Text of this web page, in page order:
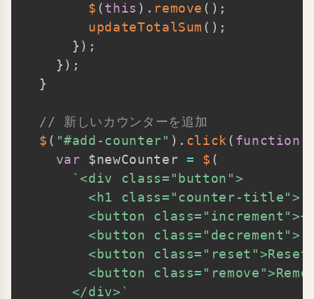
$ (this ) . remove ( ) ;
updateTotalSum ( ) ;
} ) ;
} ) ;
}
// 新しいカウンターを追加
$ ( "#add-counter" ) . click( function
var $newCounter = $ (
`<div class="button">
<h1 class="counter-
<button
<button class="decrement">-
<button
<button
      </div>
`